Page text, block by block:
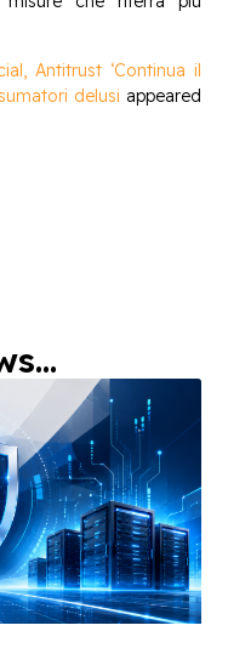
Antitrust ‘Continua il
delusi appeared